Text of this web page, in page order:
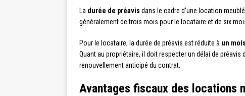
La durée de préavis dans le cadre d’une location
généralement de trois mois pour le locataire et de six
Pour le locataire, la durée de préavis est réduite à un mois
Quant au propriétaire, il doit respecter un délai de préavis
renouvellement anticipé du contrat.
Avantages fiscaux des locations